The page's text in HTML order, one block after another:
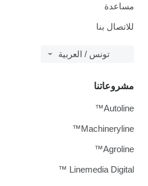
مساعدة
للاتصال بنا
تونس / العربية
مشروعاتنا
Autoline™
Machineryline™
Agroline™
Linemedia Digital ™